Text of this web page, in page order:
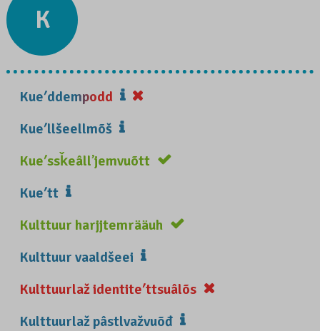
K
Kueʹddempodd
Kueʹllšeellmõš
Kueʹssǩeâllʼjemvuõtt
Kueʹtt
Kulttuur harjjtemrääuh
Kulttuur vaaldšeei
Kulttuurlaž identiteʹttsuâlõs
Kulttuurlaž pâstlvažvuõđ